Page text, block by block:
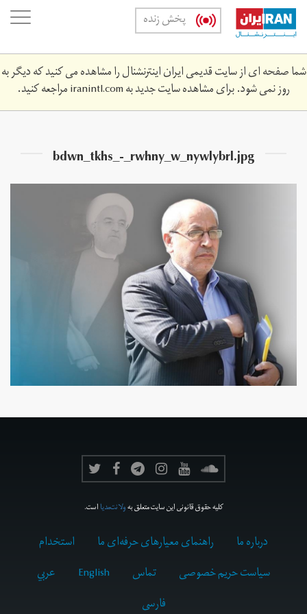
Skip
main
content
پخش زنده
شما صفحه ای از سایت قدیمی ایران اینترنشنال را مشاهده می کنید که دیگر به
روز نمی شود. برای مشاهده سایت جدید بهiranintl.comمراجعه کنید.
bdwn_tkhs_-_rwhny_w_nywlybrl.jpg
کلیه حقوق قانونی این سایت متعلق بهولانت‌مدیااست.
درباره ما راهنمای معیارهای حرفه‌ای ما
استخدام
سیاست حریم خصوصی
تماس English
عربي
فارسى